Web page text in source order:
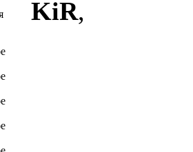
KiR,